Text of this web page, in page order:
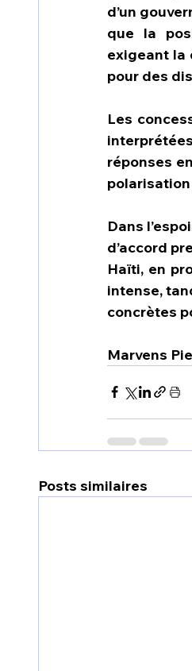
d’un
que la
exigeant la
pour des
Les
réponses
Dans
d’accord
Haïti, en
intense,
concrètes
Marvens
Posts similaires